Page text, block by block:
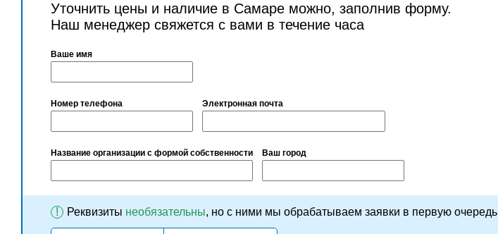
Уточнить цены и наличие в Самаре можно, заполнив форму.
Наш менеджер свяжется с вами в течение часа
Ваше имя
Номер телефона Электронная почта
Название организации с формой собственности Ваш город
! Реквизиты необязательны, но с ними мы обрабатываем заявки в первую очередь